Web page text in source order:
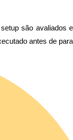
são avaliados
antes de